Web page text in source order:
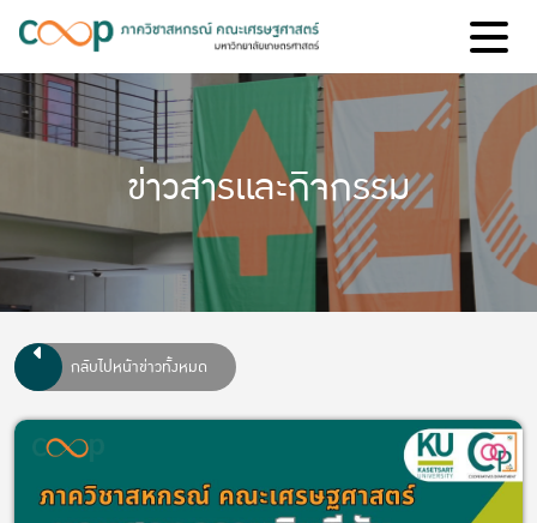
ข่าวสารและกิจกรรม
กลับไปหน้าข่าวทั้งหมด